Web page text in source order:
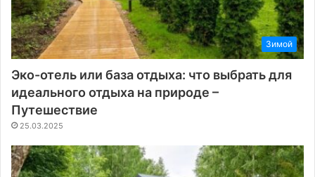
Зимой
Эко-отель или база отдыха: что выбрать для
идеального отдыха на природе –
Путешествие
25.03.2025